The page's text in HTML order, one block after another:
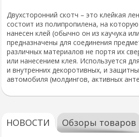
Двухсторонний скотч – это клейкая
состоит из полипропилена, на
нанесен клей (обычно он из каучука
предназначены для соединения
различных материалов не портя их
или нанесением клея. Используется
и внутренних декоротивных, и
автомобиля (молдингов, активных
НОВОСТИ Обзоры товаров